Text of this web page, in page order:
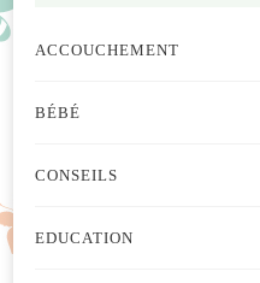
ACCOUCHEMENT
BÉBÉ
CONSEILS
EDUCATION